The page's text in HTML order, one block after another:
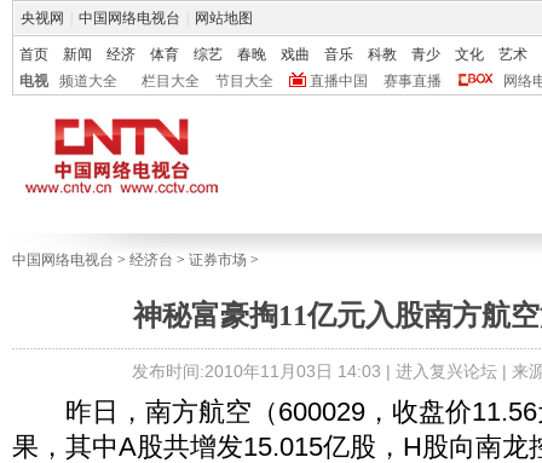
央视网 中国网络电视台 网站地图
首页 新闻 经济 体育 综艺 春晚 戏曲 音乐 科教 青少 文化
艺术
电视
频道大全 栏目大全 节目大全 直播中国 赛事直播 网络
中国网络电视台 > 经济台 > 证券市场 >
神秘富豪掏11亿元入股南方航
发布时间:2010年11月03日 14:03 | 进入复兴论坛| 来
昨日，南方航空（600029，收盘价11.56
果，其中A股共增发15.015亿股，H股向南龙